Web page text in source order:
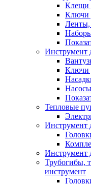
Клещи
Ключи
Ленты,
Инструмент
Ключи
Тепловые
Инструмент
Инструмент
Трубогибы,
инструмент